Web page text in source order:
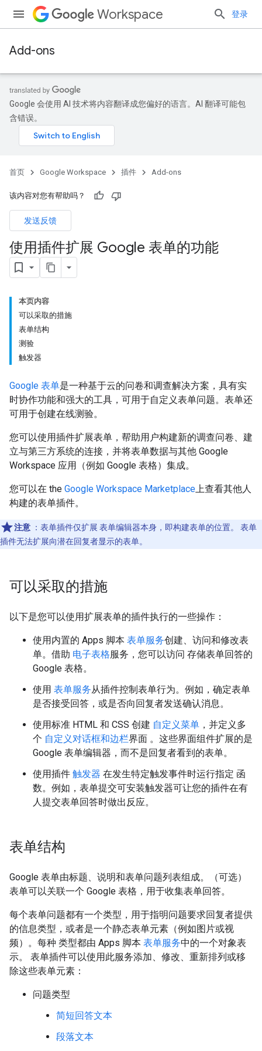
Workspace 登录
Add-ons
Google 会使用 AI 技术将内容翻译成您偏好的语言。AI 翻译可能包
含错误。
首页 Google Workspace 插件 Add-ons
该内容对您有帮助吗？
发送反馈
使用插件扩展 Google 表单的功能
本页内容
可以采取的措施
表单结构
测验
触发器
Google 表单是一种基于云的问卷和调查解决方案，具有实
时协作功能和强大的工具，可用于自定义表单问题。表单还
可用于创建在线测验。
您可以使用插件扩展表单，帮助用户构建新的调查问卷、建
立与第三方系统的连接，并将表单数据与其他 Google
Workspace 应用（例如 Google 表格）集成。
您可以在 the Google Workspace Marketplace上查看其他人
构建的表单插件。
注意 ：表单插件仅扩展 表单编辑器本身，即构建表单的位置。 表单
插件无法扩展向潜在回复者显示的表单。
可以采取的措施
以下是您可以使用扩展表单的插件执行的一些操作：
使用内置的 Apps 脚本 表单服务创建、访问和修改表
单。借助 电子表格服务，您可以访问 存储表单回答的
Google 表格。
使用 表单服务从插件控制表单行为。例如，确定表单
是否接受回答，或是否向回复者发送确认消息。
使用标准 HTML 和 CSS 创建 自定义菜单 ，并定义多
个 自定义对话框和边栏界面 。这些界面组件扩展的是
Google 表单编辑器，而不是回复者看到的表单。
使用插件 触发器 在发生特定触发事件时运行指定 函
数。例如，表单提交可安装触发器可让您的插件在有
人提交表单回答时做出反应。
表单结构
Google 表单由标题、说明和表单问题列表组成。（可选）
表单可以关联一个 Google 表格，用于收集表单回答。
每个表单问题都有一个类型，用于指明问题要求回复者提供
的信息类型，或者是一个静态表单元素（例如图片或视
频）。每种 类型都由 Apps 脚本 表单服务中的一个对象表
示。 表单插件可以使用此服务添加、修改、重新排列或移
除这些表单元素：
问题类型
简短回答文本
段落文本